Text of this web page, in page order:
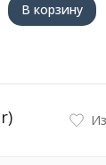
В корзину